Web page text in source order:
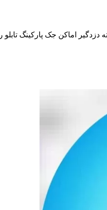
تابلو روان اپراتور بانکی